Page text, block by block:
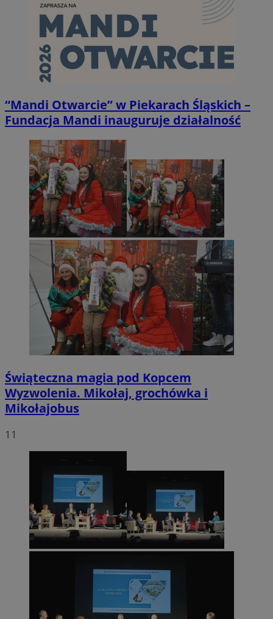
“Mandi Otwarcie” w Piekarach Śląskich –
Fundacja Mandi inauguruje działalność
Świąteczna magia pod Kopcem
Wyzwolenia. Mikołaj, grochówka i
Mikołajobus
11